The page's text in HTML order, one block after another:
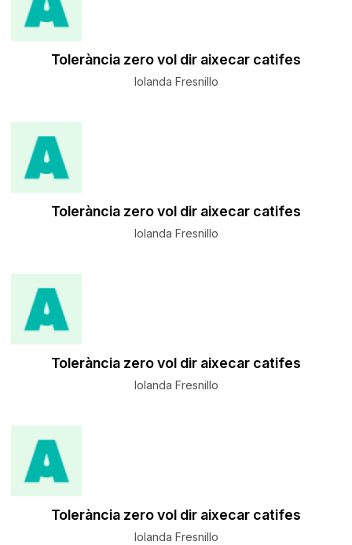
Tolerància zero vol dir aixecar catifes
Iolanda Fresnillo
Tolerància zero vol dir aixecar catifes
Iolanda Fresnillo
Tolerància zero vol dir aixecar catifes
Iolanda Fresnillo
Tolerància zero vol dir aixecar catifes
Iolanda Fresnillo